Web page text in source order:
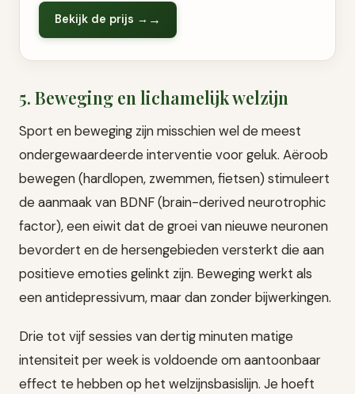
Bekijk de prijs →
5. Beweging en lichamelijk welzijn
Sport en beweging zijn misschien wel de meest
ondergewaardeerde interventie voor geluk. Aëroob
bewegen (hardlopen, zwemmen, fietsen) stimuleert
de aanmaak van BDNF (brain-derived neurotrophic
factor), een eiwit dat de groei van nieuwe neuronen
bevordert en de hersengebieden versterkt die aan
positieve emoties gelinkt zijn. Beweging werkt als
een antidepressivum, maar dan zonder bijwerkingen.
Drie tot vijf sessies van dertig minuten matige
intensiteit per week is voldoende om aantoonbaar
effect te hebben op het welzijnsbasislijn. Je hoeft